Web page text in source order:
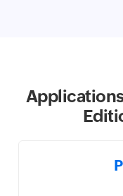
Applications